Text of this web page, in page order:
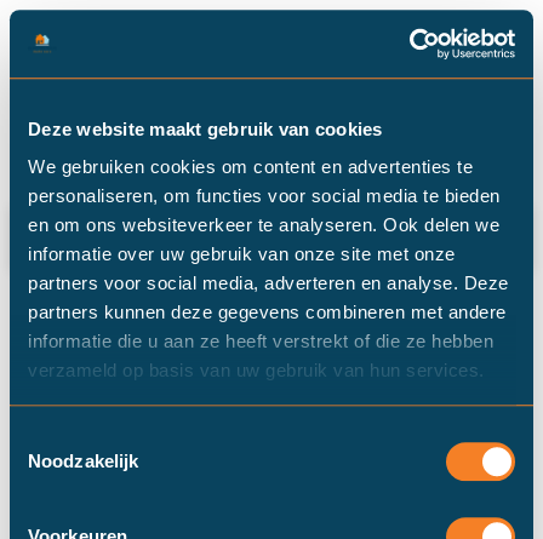
Deze website maakt gebruik van cookies
We gebruiken cookies om content en advertenties te
personaliseren, om functies voor social media te bieden
en om ons websiteverkeer te analyseren. Ook delen we
informatie over uw gebruik van onze site met onze
partners voor social media, adverteren en analyse. Deze
partners kunnen deze gegevens combineren met andere
informatie die u aan ze heeft verstrekt of die ze hebben
verzameld op basis van uw gebruik van hun services.
Noodzakelijk
Categorie: samenwonen
Financiële tips voor als je gaat
samenwonen